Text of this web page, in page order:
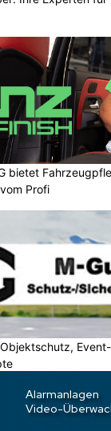
bietet
Profi